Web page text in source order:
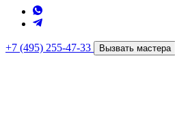
+7 (495) 255-47-33 Вызвать мастера